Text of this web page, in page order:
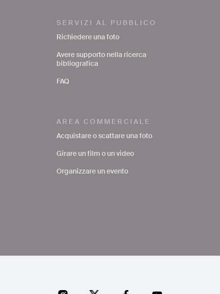
SERVIZI AL PUBBLICO
Richiedere una foto
Avere supporto nella ricerca
bibliografica
FAQ
AREA COMMERCIALE
Acquistare o scattare una foto
Girare un film o un video
Organizzare un evento